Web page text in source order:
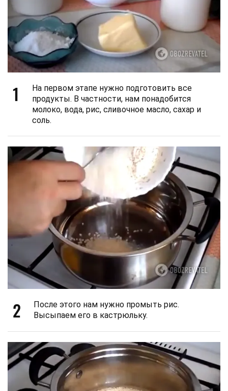
1
На первом этапе нужно подготовить все
продукты. В частности, нам понадобится
молоко, вода, рис, сливочное масло, сахар и
соль.
2
После этого нам нужно промыть рис.
Высыпаем его в кастрюльку.